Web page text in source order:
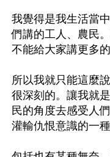
我覺得是我生活當
們講的工人、農民
不能給大家講更多
所以我就只能這麼
很深刻的。讓我就
民的角度去感受人
灌輸仇恨意識的一